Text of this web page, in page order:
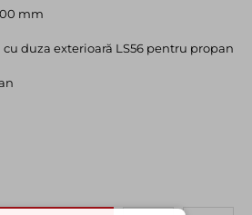
mm
duza exterioară LS56 pentru propan